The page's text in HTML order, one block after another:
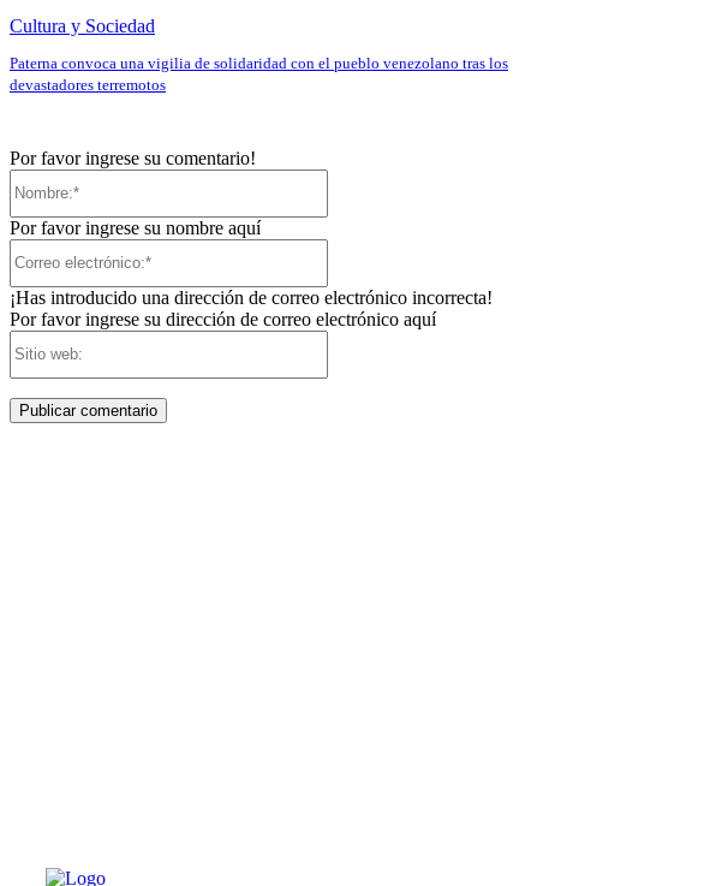
Cultura y Sociedad
Paterna convoca una vigilia de solidaridad con el pueblo venezolano tras los
devastadores terremotos
Por favor ingrese su comentario!
Por favor ingrese su nombre aquí
¡Has introducido una dirección de correo electrónico incorrecta!
Por favor ingrese su dirección de correo electrónico aquí